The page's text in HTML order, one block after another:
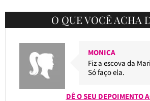
O QUE VOCÊ ACHA
MONICA
Fiz a escova da
Só faço ela.
DÊ O SEU DEPOIMENTO